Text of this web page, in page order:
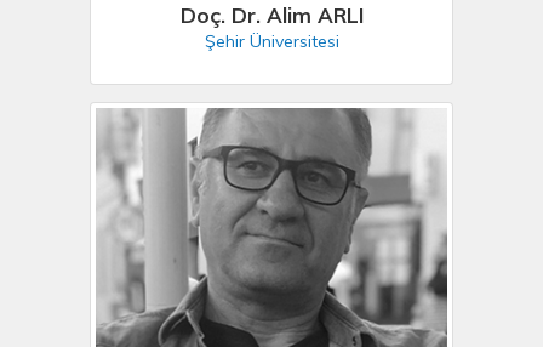
Doç. Dr. Alim ARLI
Şehir Üniversitesi